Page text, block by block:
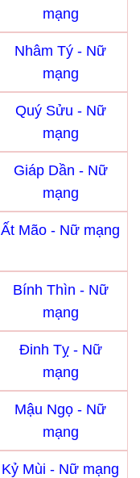
mạng
Nhâm Tý - Nữ
mạng
Quý Sửu - Nữ
mạng
Giáp Dần - Nữ
mạng
Ất Mão - Nữ mạng
Bính Thìn - Nữ
mạng
Đinh Tỵ - Nữ
mạng
Mậu Ngọ - Nữ
mạng
Kỷ Mùi - Nữ mạng